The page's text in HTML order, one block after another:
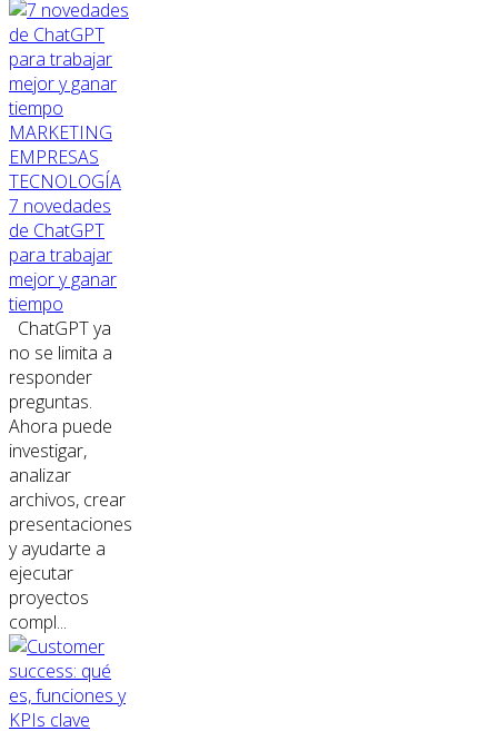
MARKETING
EMPRESAS
TECNOLOGÍA
7 novedades
de ChatGPT
para trabajar
mejor y ganar
tiempo
ChatGPT ya
no se limita a
responder
preguntas.
Ahora puede
investigar,
analizar
archivos, crear
presentaciones
y ayudarte a
ejecutar
proyectos
compl...